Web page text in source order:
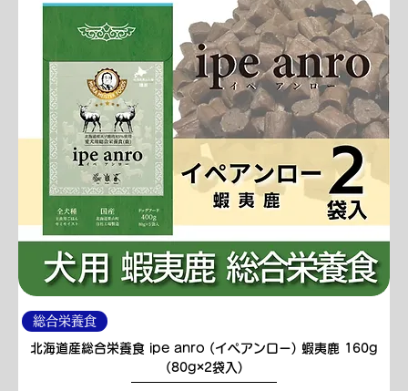
総合栄養食
北海道産総合栄養食 ipe anro (イペアンロー) 蝦夷鹿 160g
(80g×2袋入)